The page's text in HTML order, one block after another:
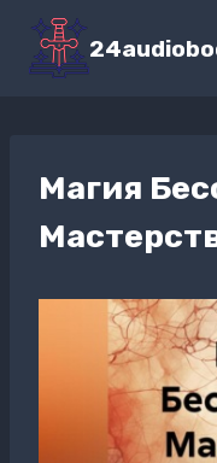
Перейти
содержимому
Магия